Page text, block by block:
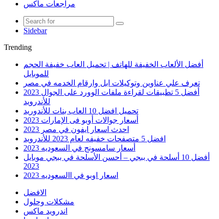
مراجعات ماكس
Sidebar
Trending
أفضل الألعاب الخفيفة للهاتف | تحميل العاب خفيفة الحجم
للموبايل
تعرف علي عناوين وتوكيلات ابل وارقام الخدمه في مصر
أفضل 5 تطبيقات لقراءة ملفات الوورد على الجوال 2023
للأندرويد
تحميل افضل 10 العاب بنات للأندوريد
أسعار جوالات أوبو فى الإمارات 2023
احدث اسعار ايفون في مصر 2023
افضل 5 متصفحات خفيفه لعام 2023 للأندرويد
أسعار سامسونج في السعوديه 2023
أفضل 10 أسلحة في ببجي – أحسن الأسلحة في ببجي موبايل
2023
اسعار اوبو في االسعوديه 2023
الافضل
مشكلات وحلول
اندرويد ماكس